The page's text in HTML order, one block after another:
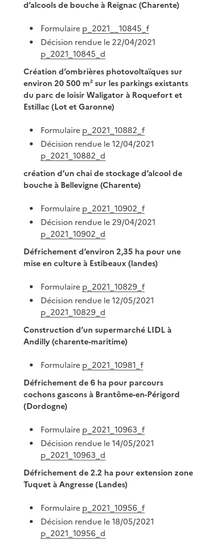
d’alcools de bouche à Reignac (Charente)
Formulaire p_2021__10845_f
Décision rendue le 22/04/2021
p_2021_10845_d
Création d’ombrières photovoltaïques sur
environ 20 500 m² sur les parkings existants
du parc de loisir Waligator à Roquefort et
Estillac (Lot et Garonne)
Formulaire p_2021_10882_f
Décision rendue le 12/04/2021
p_2021_10882_d
création d’un chai de stockage d’alcool de
bouche à Bellevigne (Charente)
Formulaire p_2021_10902_f
Décision rendue le 29/04/2021
p_2021_10902_d
Défrichement d’environ 2,35 ha pour une
mise en culture à Estibeaux (landes)
Formulaire p_2021_10829_f
Décision rendue le 12/05/2021
p_2021_10829_d
Construction d’un supermarché LIDL à
Andilly (charente-maritime)
Formulaire p_2021_10981_f
Défrichement de 6 ha pour parcours
cochons gascons à Brantôme-en-Périgord
(Dordogne)
Formulaire p_2021_10963_f
Décision rendue le 14/05/2021
p_2021_10963_d
Défrichement de 2.2 ha pour extension zone
Tuquet à Angresse (Landes)
Formulaire p_2021_10956_f
Décision rendue le 18/05/2021
p_2021_10956_d